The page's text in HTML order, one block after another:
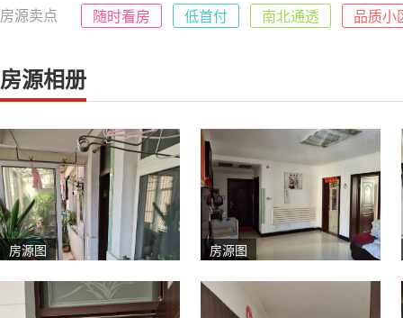
房源卖点 随时看房 低首付 南北通透 品质小
房源相册
房源图 房源图